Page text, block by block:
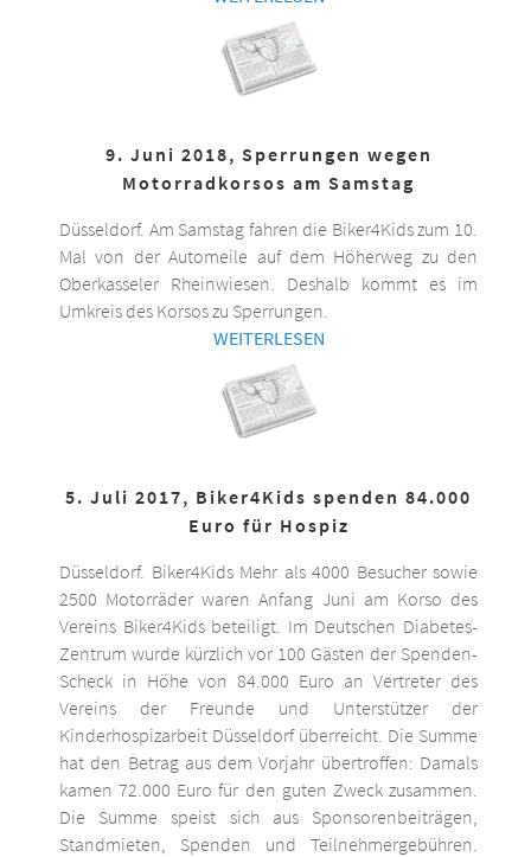
9. Juni 2018, Sperrungen wegen
Motorradkorsos am Samstag
Düsseldorf. Am Samstag fahren die Biker4Kids zum 10.
Mal von der Automeile auf dem Höherweg zu den
Oberkasseler Rheinwiesen. Deshalb kommt es im
Umkreis des Korsos zu Sperrungen.
WEITERLESEN
5. Juli 2017, Biker4Kids spenden 84.000
Euro für Hospiz
Düsseldorf. Biker4Kids Mehr als 4000 Besucher sowie
2500 Motorräder waren Anfang Juni am Korso des
Vereins Biker4Kids beteiligt. Im Deutschen Diabetes-
Zentrum wurde kürzlich vor 100 Gästen der Spenden-
Scheck in Höhe von 84.000 Euro an Vertreter des
Vereins der Freunde und Unterstützer der
Kinderhospizarbeit Düsseldorf überreicht. Die Summe
hat den Betrag aus dem Vorjahr übertroffen: Damals
kamen 72.000 Euro für den guten Zweck zusammen.
Die Summe speist sich aus Sponsorenbeiträgen,
Standmieten, Spenden und Teilnehmergebühren.